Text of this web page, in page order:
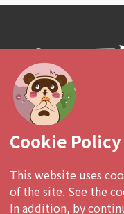
Follow us!
有興趣投放廣
Cookie Policy
This website uses
of the site. See the
In addition, by